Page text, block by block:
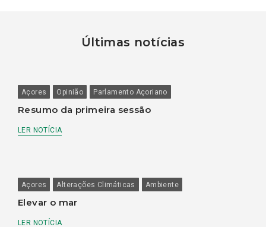
Últimas notícias
Açores Opinião Parlamento Açoriano
Resumo da primeira sessão
LER NOTÍCIA
Açores Alterações Climáticas Ambiente
Elevar o mar
LER NOTÍCIA